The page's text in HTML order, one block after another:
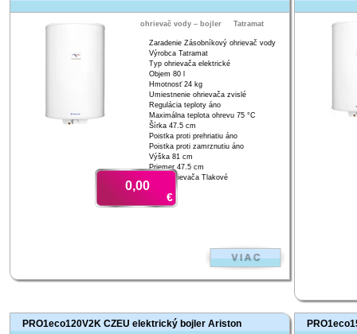
ohrievač vody – bojler Tatramat
Zaradenie Zásobníkový ohrievač vody
Výrobca Tatramat
Typ ohrievača elektrické
Objem 80 l
Hmotnosť 24 kg
Umiestnenie ohrievača zvislé
Regulácia teploty áno
Maximálna teplota ohrevu 75 °C
Šírka 47.5 cm
Poistka proti prehriatiu áno
Poistka proti zamrznutiu áno
Výška 81 cm
Priemer 47.5 cm
Druh ohrievača Tlakové
0,00
€
PRO1eco120V2K CZEU elektrický bojler Ariston